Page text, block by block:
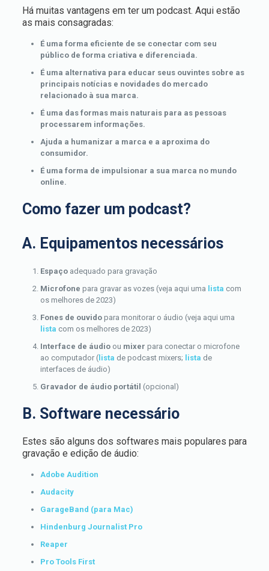
Há muitas vantagens em ter um podcast. Aqui estão
as mais consagradas:
É uma forma eficiente de se conectar com seu
público de forma criativa e diferenciada.
É uma alternativa para educar seus ouvintes sobre as
principais notícias e novidades do mercado
relacionado à sua marca.
É uma das formas mais naturais para as pessoas
processarem informações.
Ajuda a humanizar a marca e a aproxima do
consumidor.
É uma forma de impulsionar a sua marca no mundo
online.
Como fazer um podcast?
A. Equipamentos necessários
Espaçoadequado para gravação
Microfone para gravar as vozes (veja aqui uma lista com
os melhores de 2023)
Fones de ouvidopara monitorar o áudio (veja aqui uma
lista com os melhores de 2023)
Interface de áudioou mixer para conectar o microfone
ao computador (lista de podcast mixers; lista de
interfaces de áudio)
Gravador de áudio portátil (opcional)
B. Software necessário
Estes são alguns dos softwares mais populares para
gravação e edição de áudio:
Adobe Audition
Audacity
GarageBand (para Mac)
Hindenburg Journalist Pro
Reaper
Pro Tools First